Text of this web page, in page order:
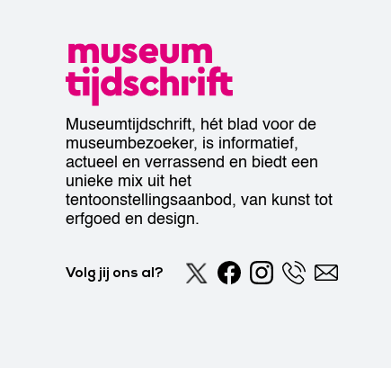
Museumtijdschrift, hét blad voor de
museumbezoeker, is informatief,
actueel en verrassend en biedt een
unieke mix uit het
tentoonstellingsaanbod, van kunst tot
erfgoed en design.
Volg jij ons al?